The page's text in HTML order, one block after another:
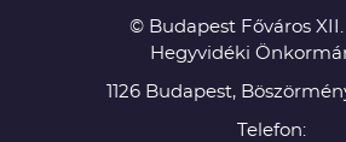
© Budapest Főváros
Hegyvidéki
1126 Budapest,
Telefon: